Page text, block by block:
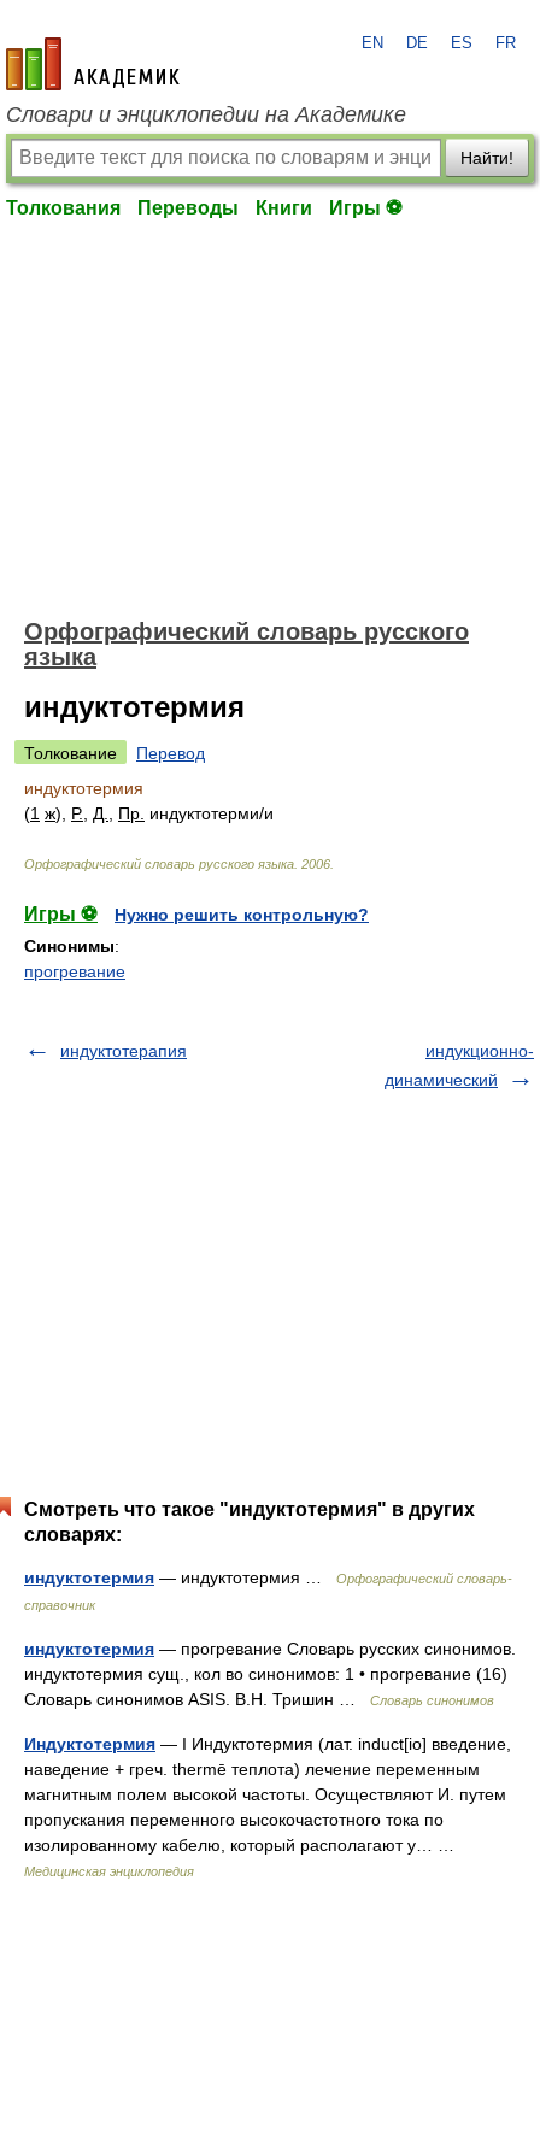
academic.ru
EN DE ES FR
Словари и энциклопедии на Академике
Найти!
Толкования Переводы Книги Игры ⚽
Орфографический словарь русского
языка
индуктотермия
Толкование
Перевод
индуктотермия
(1 ж), Р. Д. Пр. индуктотерми/и
Орфографический словарь русского языка 2006
Игры ⚽
Нужно решить контрольную?
Синонимы:
прогревание
индуктотерапия
индукционно-
динамический
Смотреть что такое "индуктотермия" в других
словарях:
индуктотермия — индуктотермия …
Орфографический словарь-
справочник
индуктотермия — прогревание Словарь русских синонимов.
индуктотермия сущ., кол во синонимов: 1 • прогревание (16)
Словарь синонимов ASIS. В.Н. Тришин …
Словарь синонимов
Индуктотермия — I Индуктотермия (лат. induct[io] введение,
наведение + греч. thermē теплота) лечение переменным
магнитным полем высокой частоты. Осуществляют И. путем
пропускания переменного высокочастотного тока по
изолированному кабелю, который располагают у… …
Медицинская энциклопедия